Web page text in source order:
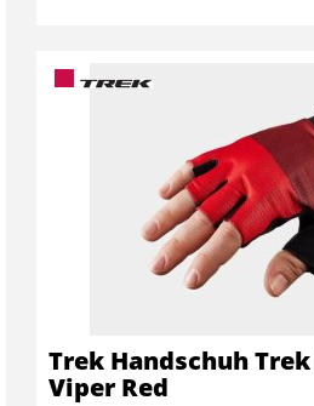
Trek Handschuh
Viper Red